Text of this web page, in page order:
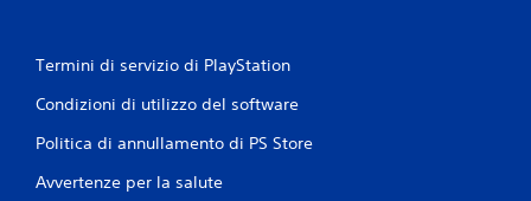
Termini di servizio di PlayStation
Condizioni di utilizzo del software
Politica di annullamento di PS Store
Avvertenze per la salute